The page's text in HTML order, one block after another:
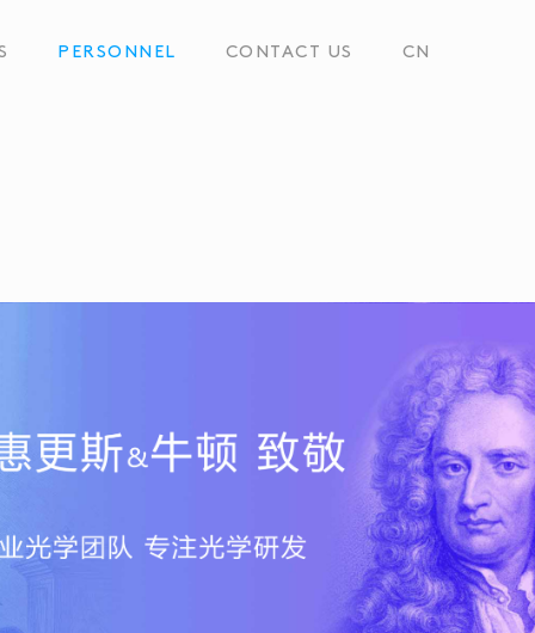
PERSONNEL CONTACT US CN